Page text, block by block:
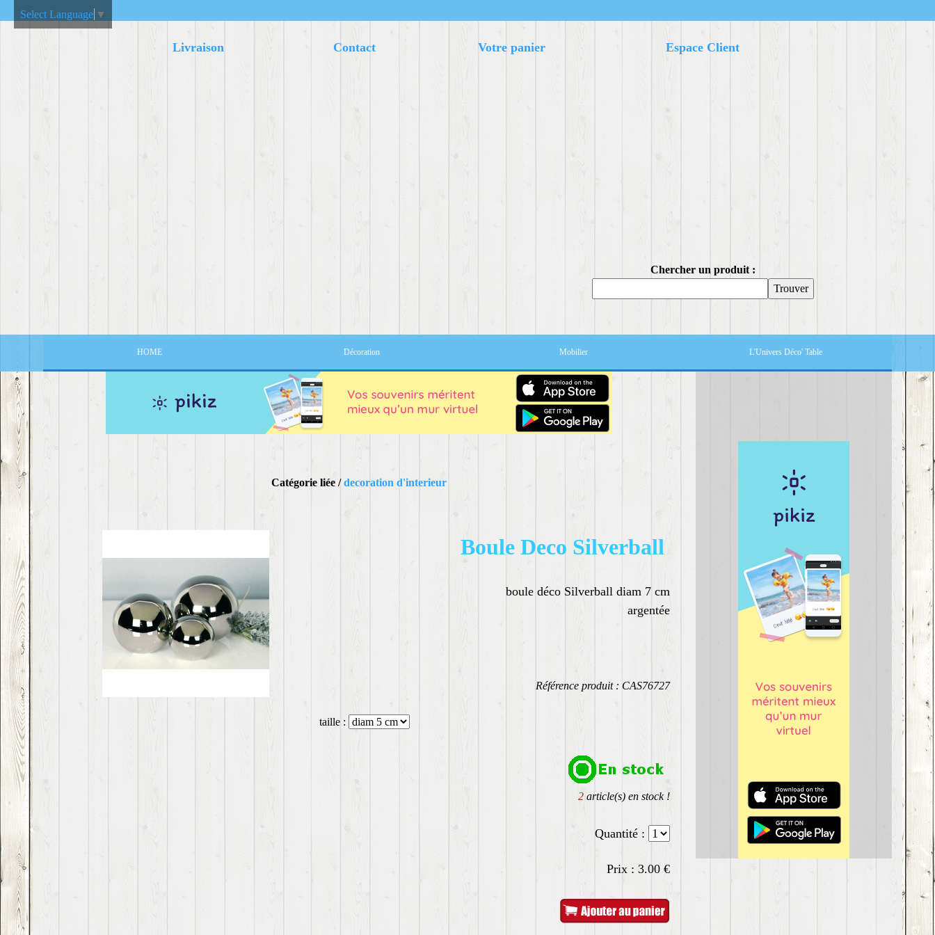
Select Language ▼
Livraison Contact Votre panier Espace Client
Chercher un produit :
HOME Décoration Mobilier L'Univers Déco' Table
Catégorie liée /decoration d'interieur
Boule Deco Silverball
boule déco Silverball diam 7 cm
argentée
Référence produit : CAS76727
taille :
2 article(s) en stock !
Quantité :
Prix : 3.00 €